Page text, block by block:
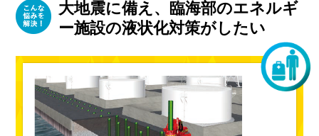
大地震に備え、臨海部のエネルギ
ー施設の液状化対策がしたい